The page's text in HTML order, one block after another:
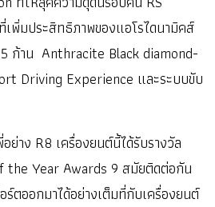
พิ่มประสิทธิภาพของแอโรไดนามิคส์
ก้าน Anthracite Black diamond-
Driving Experience และระบบขับ
ย่าง R8 เครื่องยนต์นี้ได้รับรางวัล
the Year Awards 9 สมัยติดต่อกัน
ตออกมาได้อย่างเต็มที่กับเครื่องยนต์